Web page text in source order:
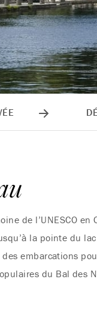
de l’UNESCO
la pointe du
embarcations
du Bal des